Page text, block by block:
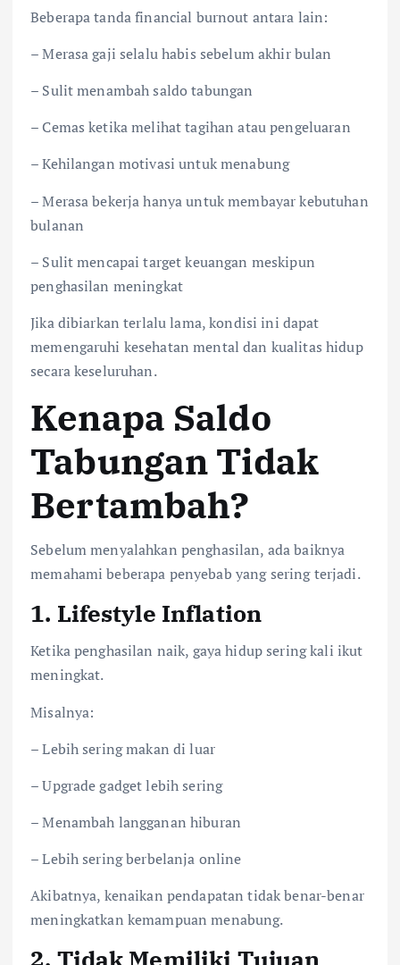
Beberapa tanda financial burnout antara lain:
– Merasa gaji selalu habis sebelum akhir bulan
– Sulit menambah saldo tabungan
– Cemas ketika melihat tagihan atau pengeluaran
– Kehilangan motivasi untuk menabung
– Merasa bekerja hanya untuk membayar kebutuhan
bulanan
– Sulit mencapai target keuangan meskipun
penghasilan meningkat
Jika dibiarkan terlalu lama, kondisi ini dapat
memengaruhi kesehatan mental dan kualitas hidup
secara keseluruhan.
Kenapa Saldo
Tabungan Tidak
Bertambah?
Sebelum menyalahkan penghasilan, ada baiknya
memahami beberapa penyebab yang sering terjadi.
1. Lifestyle Inflation
Ketika penghasilan naik, gaya hidup sering kali ikut
meningkat.
Misalnya:
– Lebih sering makan di luar
– Upgrade gadget lebih sering
– Menambah langganan hiburan
– Lebih sering berbelanja online
Akibatnya, kenaikan pendapatan tidak benar-benar
meningkatkan kemampuan menabung.
2. Tidak Memiliki Tujuan